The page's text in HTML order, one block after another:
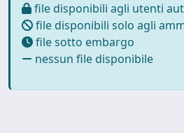
file disponibili agli utenti
file disponibili solo agli
file sotto embargo
nessun file disponibile